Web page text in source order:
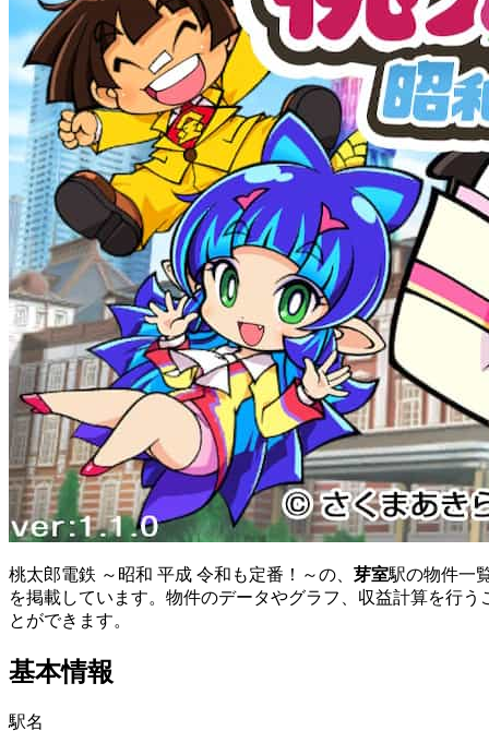
桃太郎電鉄 ～昭和 平成 令和も定番！～の、 芽室駅の物件一
を掲載しています。物件のデータやグラフ、収益計算を行う
とができます。
基本情報
駅名